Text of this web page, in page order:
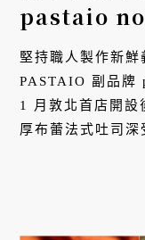
pastaio
台北東區，
定登場
堅持職人製作新
PASTAIO 副品
1 月敦北首店開設
厚布蕾法式吐司